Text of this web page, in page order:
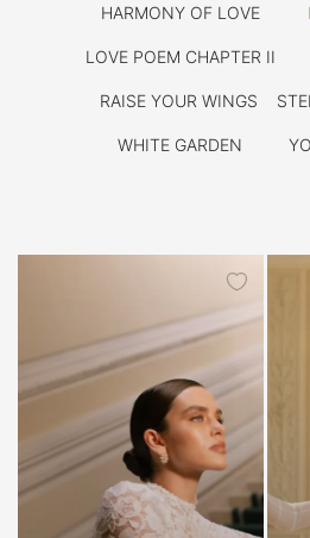
HARMONY OF LOVE
LOVE POEM CHAPTER II
RAISE YOUR WINGS
WHITE GARDEN